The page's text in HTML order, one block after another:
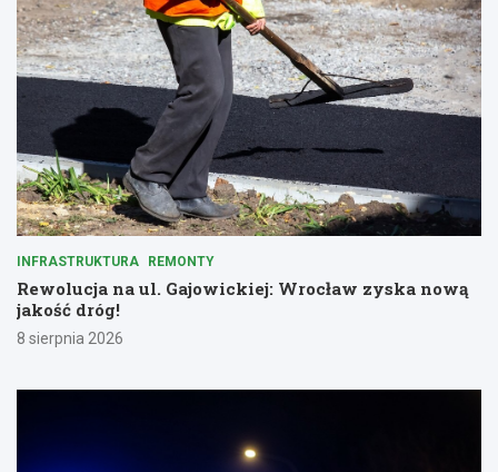
INFRASTRUKTURA REMONTY
Rewolucja na ul. Gajowickiej: Wrocław zyska nową
jakość dróg!
8 sierpnia 2026